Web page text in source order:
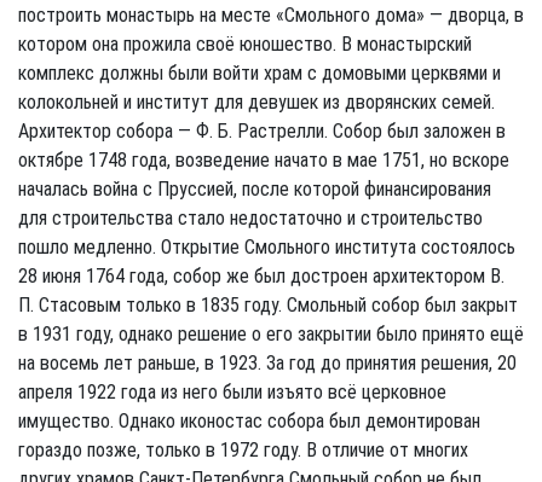
построить монастырь на месте «Смольного дома» — дворца, в
котором она прожила своё юношество. В монастырский
комплекс должны были войти храм с домовыми церквями и
колокольней и институт для девушек из дворянских семей.
Архитектор собора — Ф. Б. Растрелли. Собор был заложен в
октябре 1748 года, возведение начато в мае 1751, но вскоре
началась война с Пруссией, после которой финансирования
для строительства стало недостаточно и строительство
пошло медленно. Открытие Смольного института состоялось
28 июня 1764 года, собор же был достроен архитектором В.
П. Стасовым только в 1835 году. Смольный собор был закрыт
в 1931 году, однако решение о его закрытии было принято ещё
на восемь лет раньше, в 1923. За год до принятия решения, 20
апреля 1922 года из него были изъято всё церковное
имущество. Однако иконостас собора был демонтирован
гораздо позже, только в 1972 году. В отличие от многих